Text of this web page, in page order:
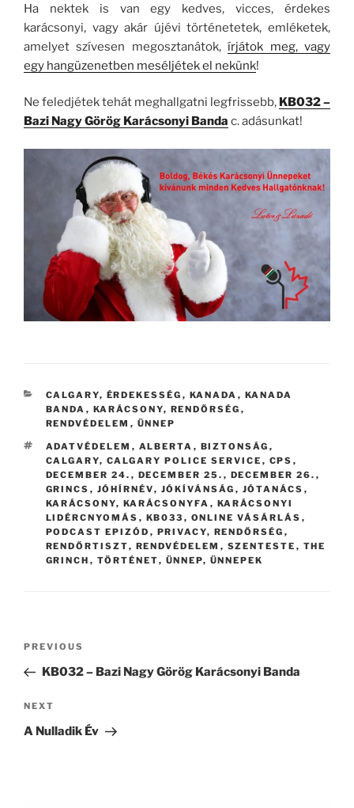
Ha nektek is van egy kedves, vicces, érdekes
karácsonyi, vagy akár újévi történetetek, emléketek,
amelyet szívesen megosztanátok,írjátok meg, vagy
egy hangüzenetben meséljétek el nekünk!
Ne feledjétek tehát meghallgatni legfrissebb, KB032 –
Bazi Nagy Görög Karácsonyi Banda c. adásunkat!
CATEGORIES
CALGARY, ÉRDEKESSÉG , KANADA , KANADA
BANDA , KARÁCSONY, RENDŐRSÉG ,
RENDVÉDELEM , ÜNNEP
TAGS
ADATVÉDELEM , ALBERTA , BIZTONSÁG ,
CALGARY, CALGARY POLICE SERVICE , CPS ,
DECEMBER 24. , DECEMBER 25. , DECEMBER 26. ,
GRINCS , JÓHÍRNÉV, JÓKÍVÁNSÁG , JÓTANÁCS ,
KARÁCSONY, KARÁCSONYFA , KARÁCSONYI
LIDÉRCNYOMÁS , KB033 , ONLINE VÁSÁRLÁS ,
PODCAST EPIZÓD , PRIVACY, RENDŐRSÉG ,
RENDŐRTISZT, RENDVÉDELEM , SZENTESTE , THE
GRINCH , TÖRTÉNET, ÜNNEP, ÜNNEPEK
Previous
Post
PREVIOUS
KB032 – Bazi Nagy Görög Karácsonyi Banda
Next
Post
NEXT
A Nulladik Év